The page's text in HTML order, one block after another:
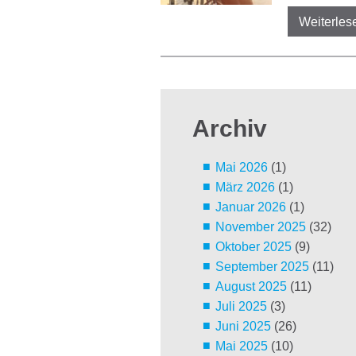
Archiv
Mai 2026(1)
März 2026(1)
Januar 2026(1)
November 2025(32)
Oktober 2025(9)
September 2025(11)
August 2025(11)
Juli 2025(3)
Juni 2025(26)
Mai 2025(10)